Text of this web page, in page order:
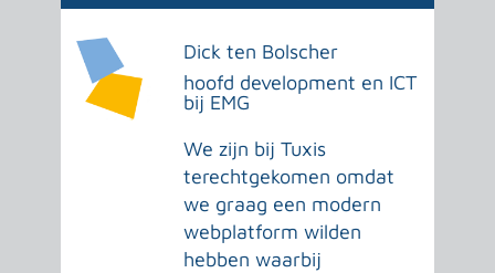
Dick ten Bolscher
hoofd development en ICT
bij EMG
We zijn bij Tuxis
terechtgekomen omdat
we graag een modern
webplatform wilden
hebben waarbij